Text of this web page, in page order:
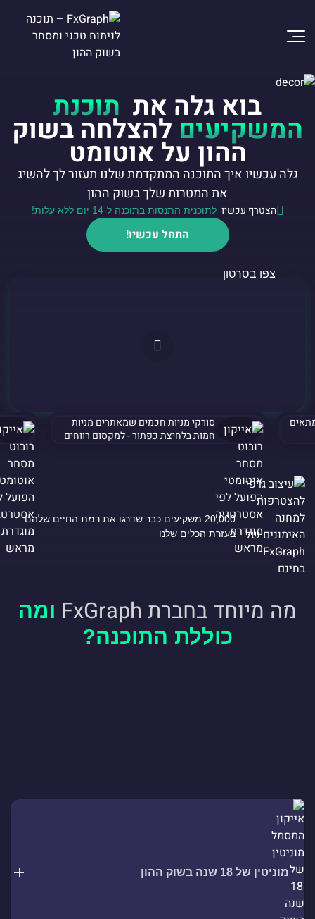
בוא גלה את תוכנת
המשקיעים להצלחה בשוק
ההון על אוטומט
גלה עכשיו איך התוכנה המתקדמת שלנו תעזור לך להשיג
את המטרות שלך בשוק ההון
הצטרף עכשיו לתוכנית התנסות בתוכנה ל-14 יום ללא עלות!
התחל עכשיו!
צפו בסרטון
סורקי מניות חכמים שמאתרים מניות
חמות בלחיצת כפתור - למקסום רווחים
20,000 משקיעים כבר שדרגו את רמת החיים שלהם
בעזרת הכלים שלנו
מה מיוחד בחברת FxGraph
ומה
כוללת התוכנה?
מוניטין של 18 שנה בשוק ההון